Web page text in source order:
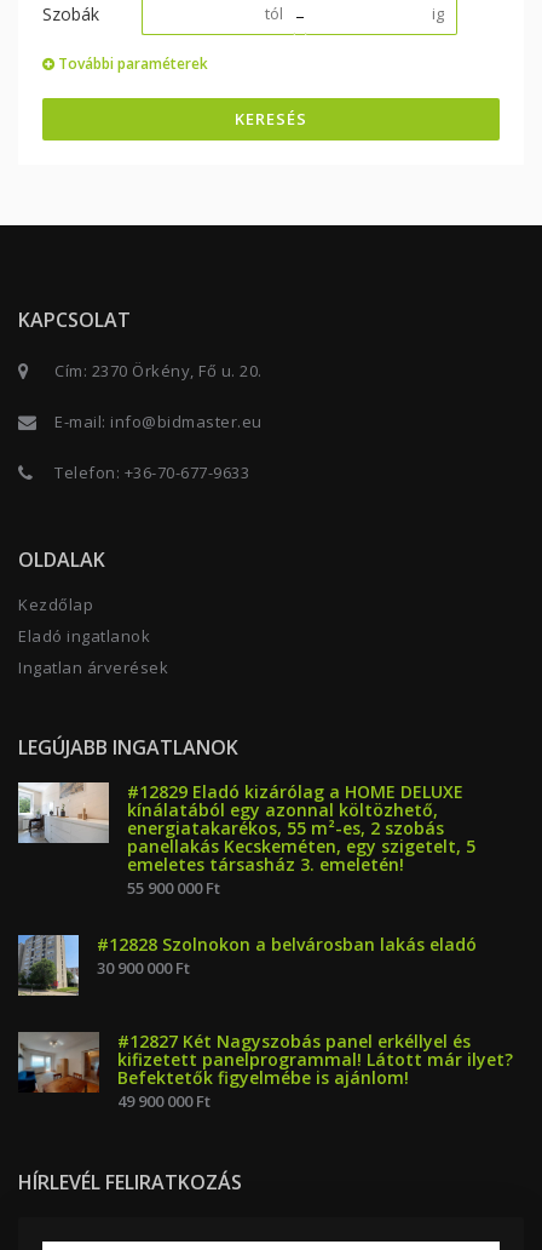
Szobák –
További paraméterek
KERESÉS
KAPCSOLAT
Cím: 2370 Örkény, Fő u. 20.
E-mail: info@bidmaster.eu
Telefon: +36-70-677-9633
OLDALAK
Kezdőlap
Eladó ingatlanok
Ingatlan árverések
LEGÚJABB INGATLANOK
#12829 Eladó kizárólag a HOME DELUXE
kínálatából egy azonnal költözhető,
energiatakarékos, 55 m²-es, 2 szobás
panellakás Kecskeméten, egy szigetelt, 5
emeletes társasház 3. emeletén!
55 900 000 Ft
#12828 Szolnokon a belvárosban lakás eladó
30 900 000 Ft
#12827 Két Nagyszobás panel erkéllyel és
kifizetett panelprogrammal! Látott már ilyet?
Befektetők figyelmébe is ajánlom!
49 900 000 Ft
HÍRLEVÉL FELIRATKOZÁS